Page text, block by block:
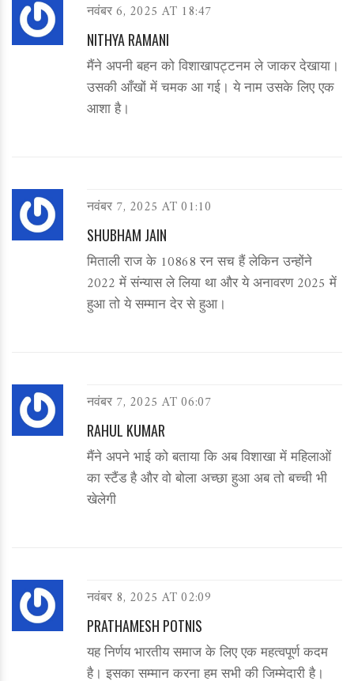
नवंबर 6, 2025 AT 18:47
NITHYA RAMANI
मैंने अपनी बहन को विशाखापट्टनम ले जाकर देखाया।
उसकी आँखों में चमक आ गई। ये नाम उसके लिए एक
आशा है।
नवंबर 7, 2025 AT 01:10
SHUBHAM JAIN
मिताली राज के 10868 रन सच हैं लेकिन उन्होंने
2022 में संन्यास ले लिया था और ये अनावरण 2025 में
हुआ तो ये सम्मान देर से हुआ।
नवंबर 7, 2025 AT 06:07
RAHUL KUMAR
मैंने अपने भाई को बताया कि अब विशाखा में महिलाओं
का स्टैंड है और वो बोला अच्छा हुआ अब तो बच्ची भी
खेलेगी
नवंबर 8, 2025 AT 02:09
PRATHAMESH POTNIS
यह निर्णय भारतीय समाज के लिए एक महत्वपूर्ण कदम
है। इसका सम्मान करना हम सभी की जिम्मेदारी है।